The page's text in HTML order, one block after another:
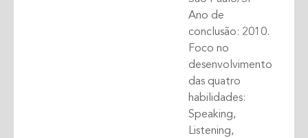
Ano de
conclusão: 2010.
Foco no
desenvolvimento
das quatro
habilidades:
Speaking,
Listening,